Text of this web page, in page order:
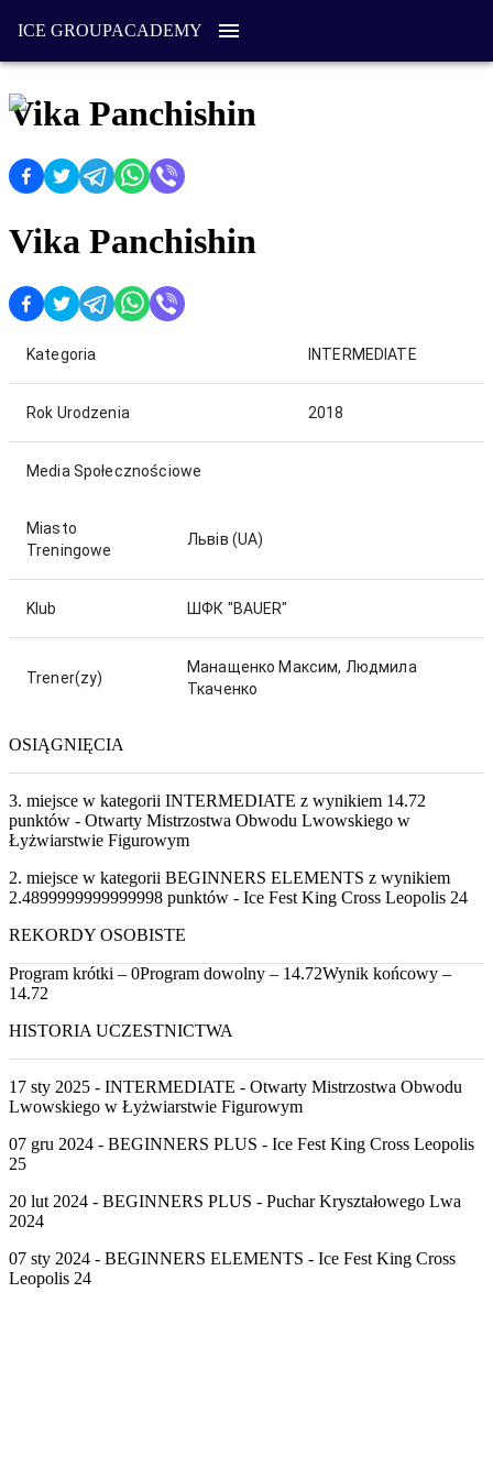
ICE GROUPACADEMY
Vika Panchishin
Vika Panchishin
Kategoria INTERMEDIATE
Rok Urodzenia 2018
Media Społecznościowe
Miasto
Treningowe
Львів (UA)
Klub ШФК "BAUER"
Trener(zy)
Манащенко Максим, Людмила
Ткаченко
OSIĄGNIĘCIA
3. miejsce w kategorii INTERMEDIATE z wynikiem 14.72
punktów - Otwarty Mistrzostwa Obwodu Lwowskiego w
Łyżwiarstwie Figurowym
2. miejsce w kategorii BEGINNERS ELEMENTS z wynikiem
2.4899999999999998 punktów - Ice Fest King Cross Leopolis 24
REKORDY OSOBISTE
Program krótki – 0Program dowolny – 14.72Wynik końcowy –
14.72
HISTORIA UCZESTNICTWA
17 sty 2025 - INTERMEDIATE - Otwarty Mistrzostwa Obwodu
Lwowskiego w Łyżwiarstwie Figurowym
07 gru 2024 - BEGINNERS PLUS - Ice Fest King Cross Leopolis
25
20 lut 2024 - BEGINNERS PLUS - Puchar Kryształowego Lwa
2024
07 sty 2024 - BEGINNERS ELEMENTS - Ice Fest King Cross
Leopolis 24